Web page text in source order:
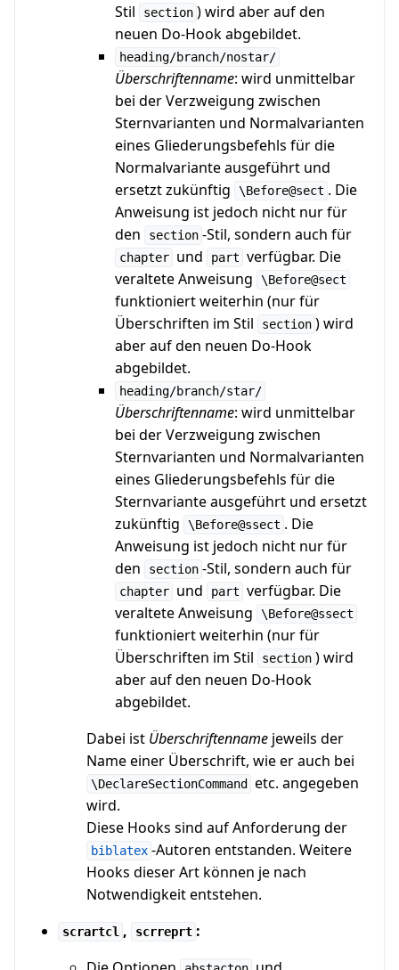
Stil
section ) wird aber auf den
neuen Do-Hook abgebildet.
heading/branch/nostar/
Überschriftenname: wird unmittelbar
bei der Verzweigung zwischen
Sternvarianten und Normalvarianten
eines Gliederungsbefehls für die
Normalvariante ausgeführt und
ersetzt zukünftig
\Before@sect . Die
Anweisung ist jedoch nicht nur für
den
section -Stil, sondern auch für
chapter und part verfügbar. Die
veraltete Anweisung
\Before@sect
funktioniert weiterhin (nur für
Überschriften im Stil
section ) wird
aber auf den neuen Do-Hook
abgebildet.
heading/branch/star/
Überschriftenname: wird unmittelbar
bei der Verzweigung zwischen
Sternvarianten und Normalvarianten
eines Gliederungsbefehls für die
Sternvariante ausgeführt und ersetzt
zukünftig
\Before@ssect . Die
Anweisung ist jedoch nicht nur für
den
section -Stil, sondern auch für
chapter und part verfügbar. Die
veraltete Anweisung
\Before@ssect
funktioniert weiterhin (nur für
Überschriften im Stil
section ) wird
aber auf den neuen Do-Hook
abgebildet.
Dabei ist Überschriftenname jeweils der
Name einer Überschrift, wie er auch bei
\DeclareSectionCommand
etc. angegeben
wird.
Diese Hooks sind auf Anforderung der
biblatex -Autoren entstanden. Weitere
Hooks dieser Art können je nach
Notwendigkeit entstehen.
scrartcl , scrreprt :